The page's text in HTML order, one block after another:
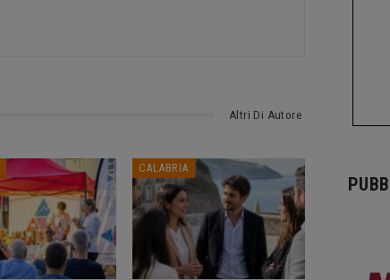
Altri Di Autore
CALABRIA